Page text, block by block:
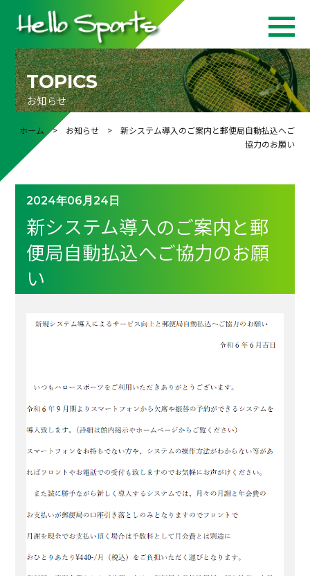
TOPICS
お知らせ
ホーム > お知らせ> 新システム導入のご案内と郵便局自動払込へご
協力のお願い
2024年06月24日
新システム導入のご案内と郵
便局自動払込へご協力のお願
い